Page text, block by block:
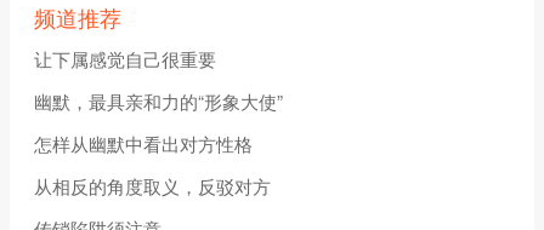
频道推荐
让下属感觉自己很重要
幽默，最具亲和力的“形象大使”
怎样从幽默中看出对方性格
从相反的角度取义，反驳对方